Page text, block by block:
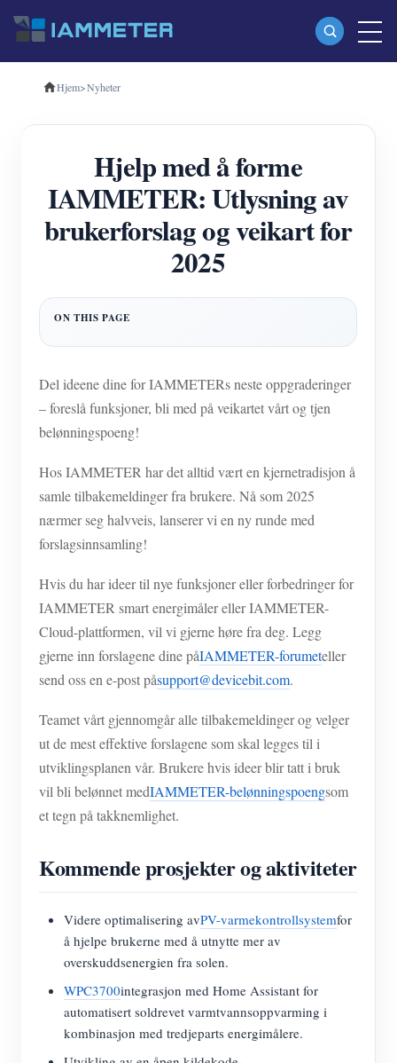
Produkter
Trefase Wi-Fi energimåler (WEM3080T)
Trefase Wi-Fi energimåler (WEM3046T)
Trefase Wi-Fi energimåler (WEM3050T)
WiFi Power Controller
IAMMETER Cloud Pro
IAMMETER Simulator
Virtuell måler
System for energiprognoser og -simulering
applikasjoner
Solar PV System Energy Monitor
Strømforbruksmåler
PV-varmekontrollsystem
Hjemmeautomatisering
Fabrikkenergiovervåking
butikk
Ressurser
Hurtigstart for produktet
Dokument
Opplæringsvideo
FAQ
Nyheter
Blogger
Samfunnet
Utvikler
Utforske
Belønningsprogram
Ta kontakt med
Om oss
Hjem>Nyheter
Hjelp med å forme
IAMMETER: Utlysning av
brukerforslag og veikart for
2025
Del ideene dine for IAMMETERs neste oppgraderinger
– foreslå funksjoner, bli med på veikartet vårt og tjen
belønningspoeng!
Hos IAMMETER har det alltid vært en kjernetradisjon å
samle tilbakemeldinger fra brukere. Nå som 2025
nærmer seg halvveis, lanserer vi en ny runde med
forslagsinnsamling!
Hvis du har ideer til nye funksjoner eller forbedringer for
IAMMETER smart energimåler eller IAMMETER-
Cloud-plattformen, vil vi gjerne høre fra deg. Legg
gjerne inn forslagene dine påIAMMETER-forumeteller
send oss en e-post påsupport@devicebit.com.
Teamet vårt gjennomgår alle tilbakemeldinger og velger
ut de mest effektive forslagene som skal legges til i
utviklingsplanen vår. Brukere hvis ideer blir tatt i bruk
vil bli belønnet medIAMMETER-belønningspoengsom
et tegn på takknemlighet.
Kommende prosjekter og aktiviteter
Videre optimalisering avPV-varmekontrollsystemfor
å hjelpe brukerne med å utnytte mer av
overskuddsenergien fra solen.
WPC3700integrasjon med Home Assistant for
automatisert soldrevet varmtvannsoppvarming i
kombinasjon med tredjeparts energimålere.